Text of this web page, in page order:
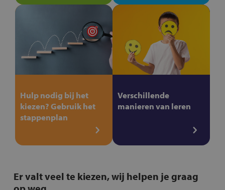
Hulp nodig bij het
kiezen? Gebruik het
stappenplan
Verschillende
manieren van leren
Er valt veel te kiezen, wij helpen je graag